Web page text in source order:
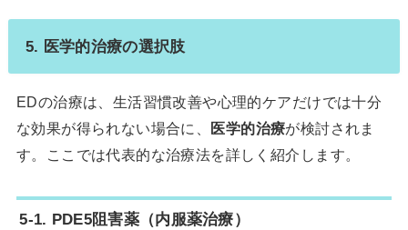
5. 医学的治療の選択肢
EDの治療は、生活習慣改善や心理的ケアだけでは十分
な効果が得られない場合に、 医学的治療が検討されま
す。ここでは代表的な治療法を詳しく紹介します。
5-1. PDE5阻害薬（内服薬治療）